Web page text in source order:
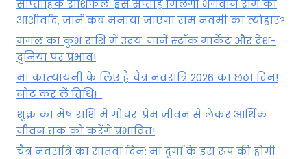
साप्ताहिक राशिफल: इस सप्ताह मिलेगा भगवान राम का
आशीर्वाद, जानें कब मनाया जाएगा राम नवमी का त्योहार?
मंगल का कुंभ राशि में उदय: जानें स्‍टॉक मार्केट और देश-
दुनिया पर प्रभाव!
मां कात्‍यायनी के लिए है चैत्र नवरात्रि 2026 का छठा दिन!
नोट कर लें तिथि!
शुक्र का मेष राशि में गोचर: प्रेम जीवन से लेकर आर्थिक
जीवन तक को करेंगे प्रभावित!
चैत्र नवरात्रि का सातवां दिन: मां दुर्गा के इस रूप की होगी